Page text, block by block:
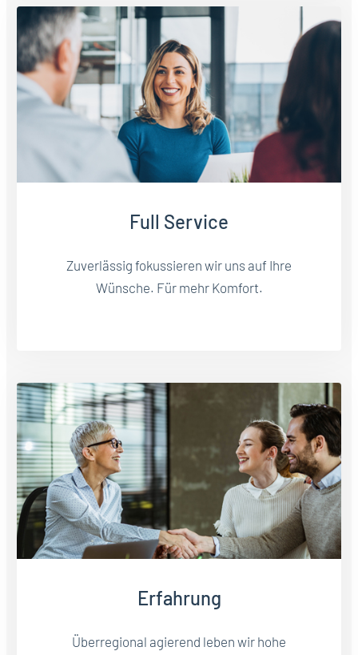
Full Service
Zuverlässig fokussieren wir uns auf Ihre
Wünsche. Für mehr Komfort.
Erfahrung
Überregional agierend leben wir hohe